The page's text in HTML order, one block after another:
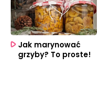
Jak marynować
grzyby? To proste!